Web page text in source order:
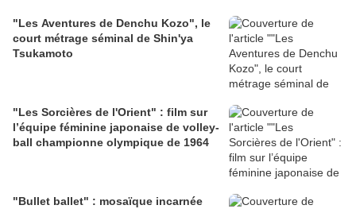
"Les Aventures de Denchu Kozo", le
court métrage séminal de Shin'ya
Tsukamoto
"Les Sorcières de l'Orient" : film sur
l’équipe féminine japonaise de volley-
ball championne olympique de 1964
"Bullet ballet" : mosaïque incarnée